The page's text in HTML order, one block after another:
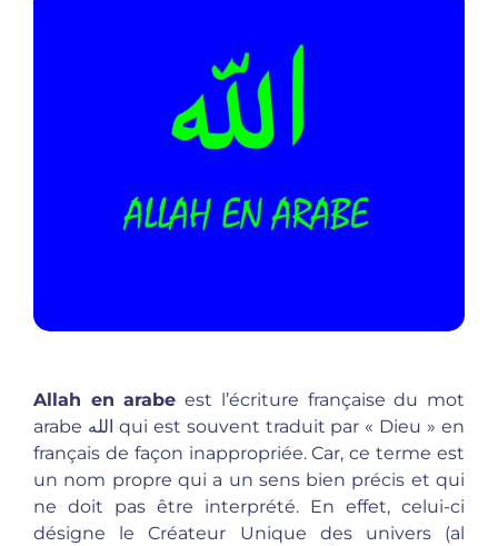
Allah en arabe est l’écriture française du mot
arabe الله qui est souvent traduit par « Dieu » en
français de façon inappropriée. Car, ce terme est
un nom propre qui a un sens bien précis et qui
ne doit pas être interprété. En effet, celui-ci
désigne le Créateur Unique des univers (al